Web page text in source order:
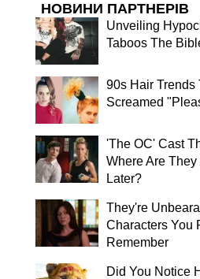
НОВИНИ ПАРТНЕРІВ
Unveiling
Taboos The
90s Hair Trends
Screamed
'The OC' Cast
Where Are They
Later?
They're
Characters You
Remember
Did You Notice